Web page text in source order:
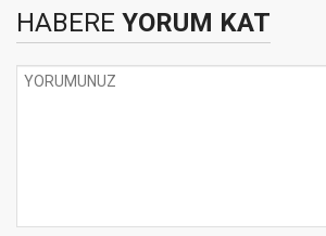
HABERE YORUM KAT